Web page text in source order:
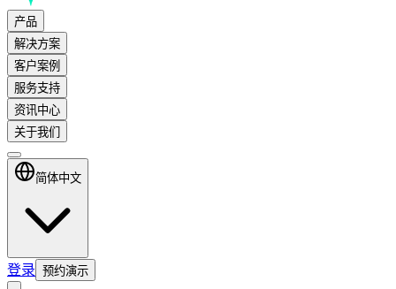
产品
解决方案
客户案例
服务支持
资讯中心
关于我们
简体中文
登录 预约演示